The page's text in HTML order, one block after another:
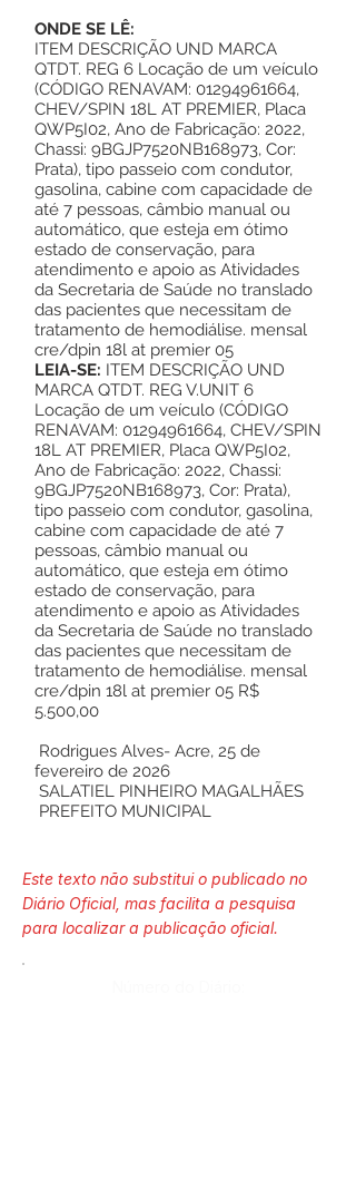
ONDE SE LÊ:
ITEM DESCRIÇÃO UND MARCA
QTDT. REG 6 Locação de um veículo
(CÓDIGO RENAVAM: 01294961664,
CHEV/SPIN 18L AT PREMIER, Placa
QWP5I02, Ano de Fabricação: 2022,
Chassi: 9BGJP7520NB168973, Cor:
Prata), tipo passeio com condutor,
gasolina, cabine com capacidade de
até 7 pessoas, câmbio manual ou
automático, que esteja em ótimo
estado de conservação, para
atendimento e apoio as Atividades
da Secretaria de Saúde no translado
das pacientes que necessitam de
tratamento de hemodiálise. mensal
cre/dpin 18l at premier 05
LEIA-SE: ITEM DESCRIÇÃO UND
MARCA QTDT. REG V.UNIT 6
Locação de um veículo (CÓDIGO
RENAVAM: 01294961664, CHEV/SPIN
18L AT PREMIER, Placa QWP5I02,
Ano de Fabricação: 2022, Chassi:
9BGJP7520NB168973, Cor: Prata),
tipo passeio com condutor, gasolina,
cabine com capacidade de até 7
pessoas, câmbio manual ou
automático, que esteja em ótimo
estado de conservação, para
atendimento e apoio as Atividades
da Secretaria de Saúde no translado
das pacientes que necessitam de
tratamento de hemodiálise. mensal
cre/dpin 18l at premier 05 R$
5.500,00
Rodrigues Alves- Acre, 25 de
fevereiro de 2026
SALATIEL PINHEIRO MAGALHÃES
PREFEITO MUNICIPAL
Este texto não substitui o publicado no
Diário Oficial, mas facilita a pesquisa
para localizar a publicação oficial.